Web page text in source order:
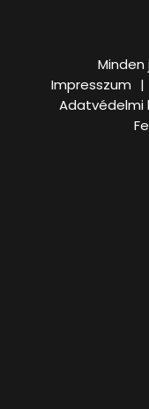
Impresszum
Adatvédelmi